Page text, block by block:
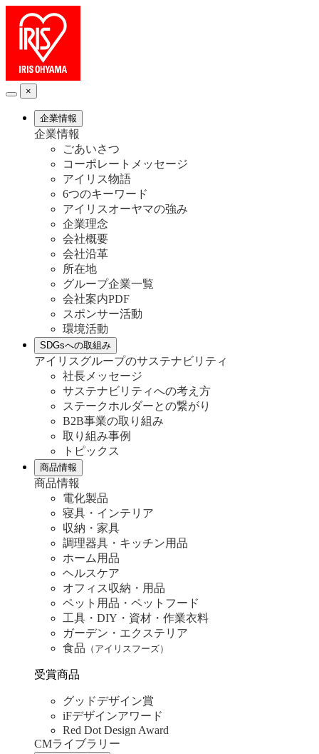
×
企業情報
企業情報
ごあいさつ
コーポレートメッセージ
アイリス物語
6つのキーワード
アイリスオーヤマの強み
企業理念
会社概要
会社沿革
所在地
グループ企業一覧
会社案内PDF
スポンサー活動
環境活動
SDGsへの取組み
アイリスグループのサステナビリティ
社長メッセージ
サステナビリティへの考え方
ステークホルダーとの繋がり
B2B事業の取り組み
取り組み事例
トピックス
商品情報
商品情報
電化製品
寝具・インテリア
収納・家具
調理器具・キッチン用品
ホーム用品
ヘルスケア
オフィス収納・用品
ペット用品・ペットフード
工具・DIY・資材・作業衣料
ガーデン・エクステリア
食品 （アイリスフーズ）
受賞商品
グッドデザイン賞
iFデザインアワード
Red Dot Design Award
CMライブラリー